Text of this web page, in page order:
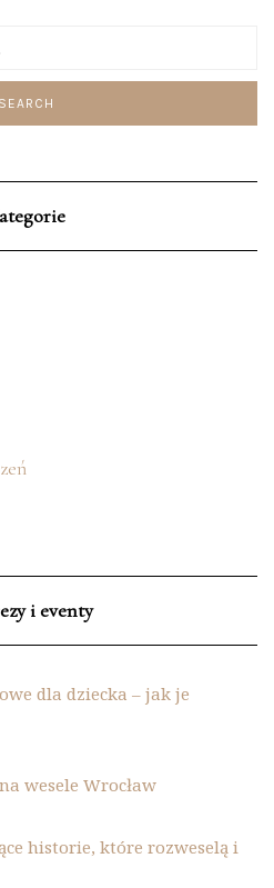
i eventy
dla dziecka – jak je
wesele Wrocław
historie, które rozweselą i